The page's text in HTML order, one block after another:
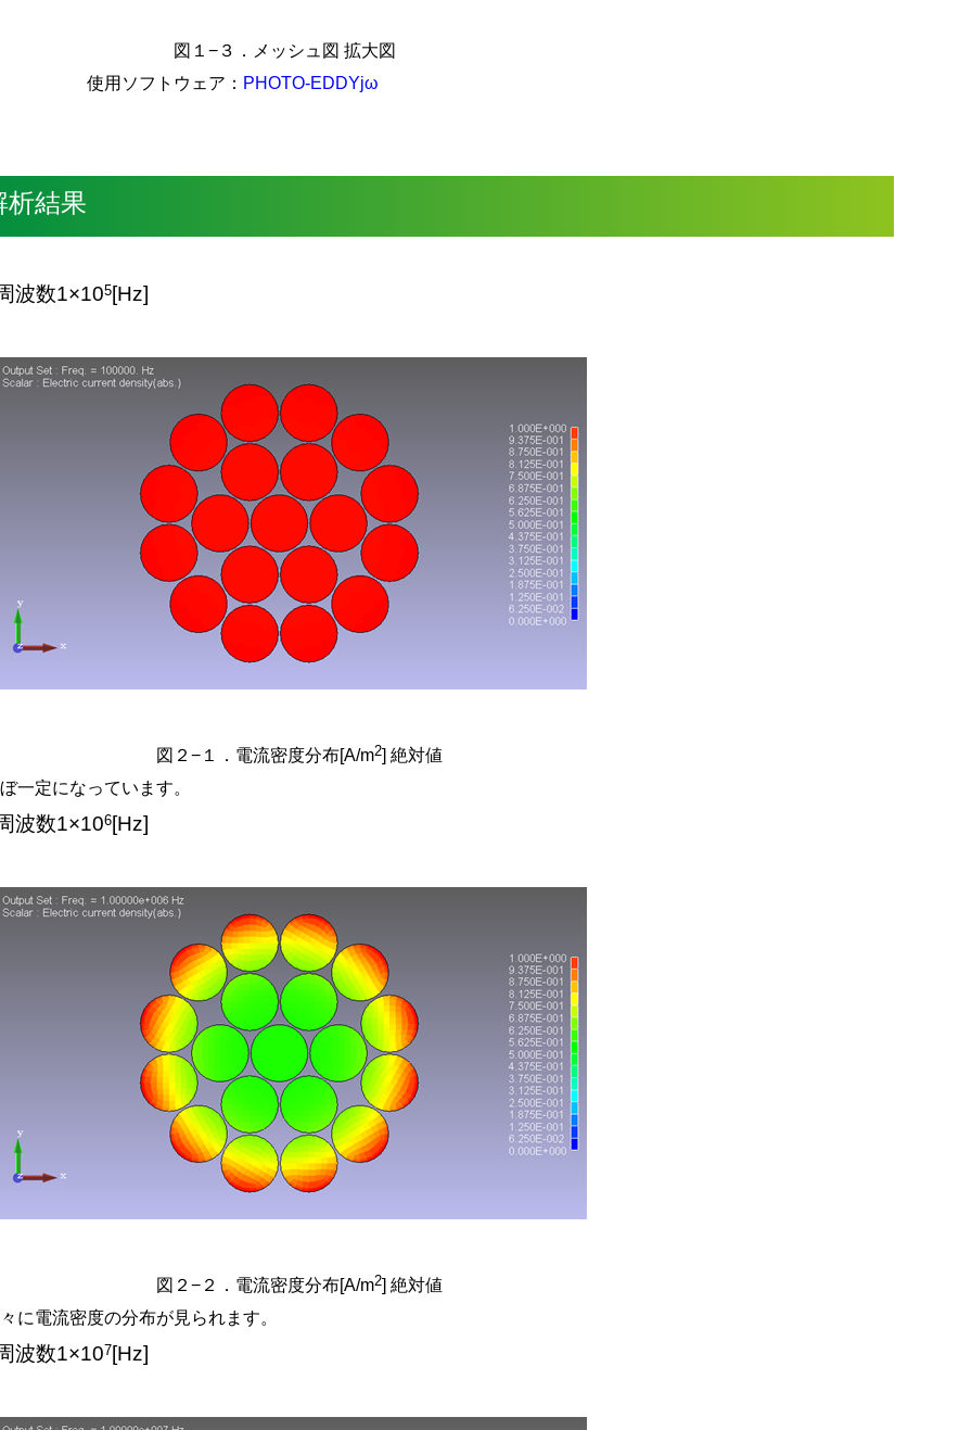
１−３．メッシュ図 拡大図
用ソフトウェア： PHOTO-EDDYjω
析結果
波数1×105[Hz]
２−１．電流密度分布[A/m2] 絶対値
一定になっています。
波数1×106 [Hz]
２−２．電流密度分布[A/m2] 絶対値
に電流密度の分布が見られます。
波数1×107 [Hz]